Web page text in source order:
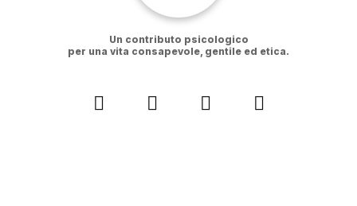
Un contributo psicologico
per una vita consapevole, gentile ed etica.